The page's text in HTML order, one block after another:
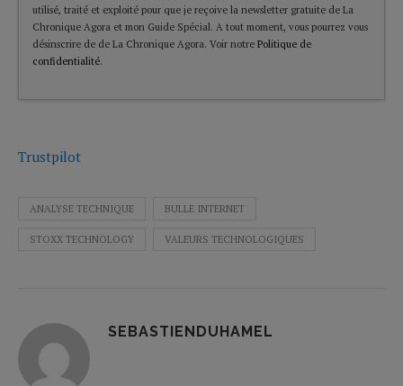
utilisé, traité et exploité pour que je reçoive la newsletter gratuite de La
Chronique Agora et mon Guide Spécial. A tout moment, vous pourrez vous
désinscrire de de La Chronique Agora. Voir notre Politique de
confidentialité.
Trustpilot
ANALYSE TECHNIQUE BULLE INTERNET
STOXX TECHNOLOGY VALEURS TECHNOLOGIQUES
SEBASTIENDUHAMEL